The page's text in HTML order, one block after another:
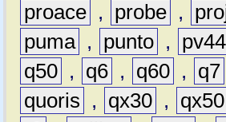
proace , probe ,
puma , punto ,
q50 , q6 , q60 , q7
quoris
, qx30 , qx50